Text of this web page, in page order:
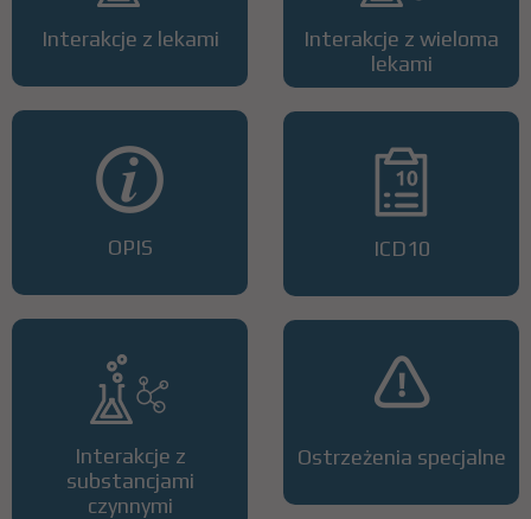
Interakcje z lekami
OPIS
Interakcje z
substancjami
czynnymi
Interakcje z wieloma
lekami
ICD10
Ostrzeżenia specjalne